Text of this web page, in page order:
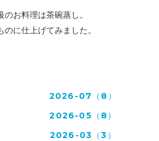
お料理は茶碗蒸し。
に仕上げてみました。
2026-07（8）
2026-05（8）
2026-03（3）